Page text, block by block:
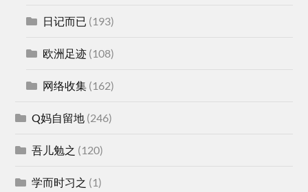
日记而已 (193)
欧洲足迹 (108)
网络收集 (162)
Q妈自留地 (246)
吾儿勉之 (120)
学而时习之 (1)